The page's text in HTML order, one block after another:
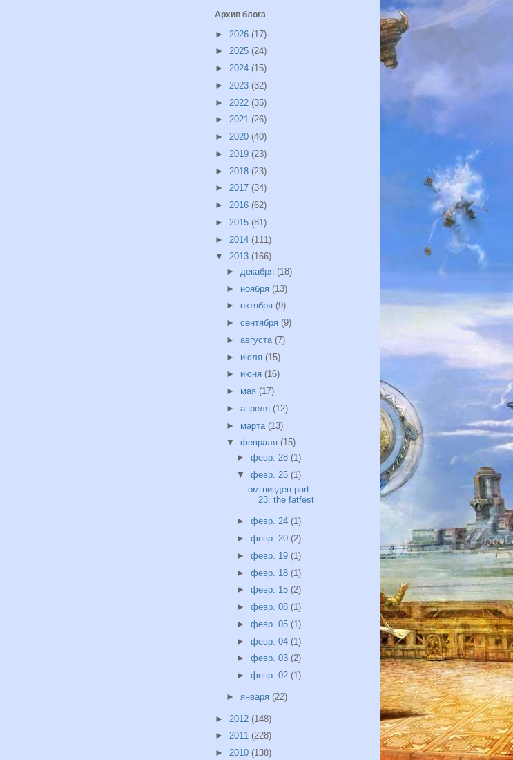
Архив блога
► 2026 (17)
► 2025 (24)
► 2024 (15)
► 2023 (32)
► 2022 (35)
► 2021 (26)
► 2020 (40)
► 2019 (23)
► 2018 (23)
► 2017 (34)
► 2016 (62)
► 2015 (81)
► 2014 (111)
▼ 2013 (166)
► декабря (18)
► ноября (13)
► октября (9)
► сентября (9)
► августа (7)
► июля (15)
► июня (16)
► мая (17)
► апреля (12)
► марта (13)
▼ февраля (15)
►февр. 28(1)
▼февр. 25(1)
омгпиздец part
23: the fatfest
►февр. 24(1)
►февр. 20(2)
►февр. 19(1)
►февр. 18(1)
►февр. 15(2)
►февр. 08(1)
►февр. 05(1)
►февр. 04(1)
►февр. 03(2)
►февр. 02(1)
► января (22)
► 2012 (148)
► 2011 (228)
► 2010 (138)